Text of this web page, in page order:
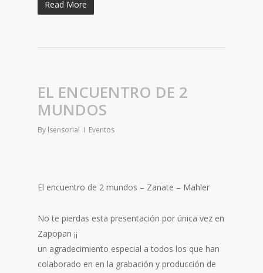
Read More
EL ENCUENTRO DE 2
MUNDOS
By lsensorial Eventos
El encuentro de 2 mundos – Zanate – Mahler
No te pierdas esta presentación por única vez en
Zapopan ¡¡
un agradecimiento especial a todos los que han
colaborado en en la grabación y producción de